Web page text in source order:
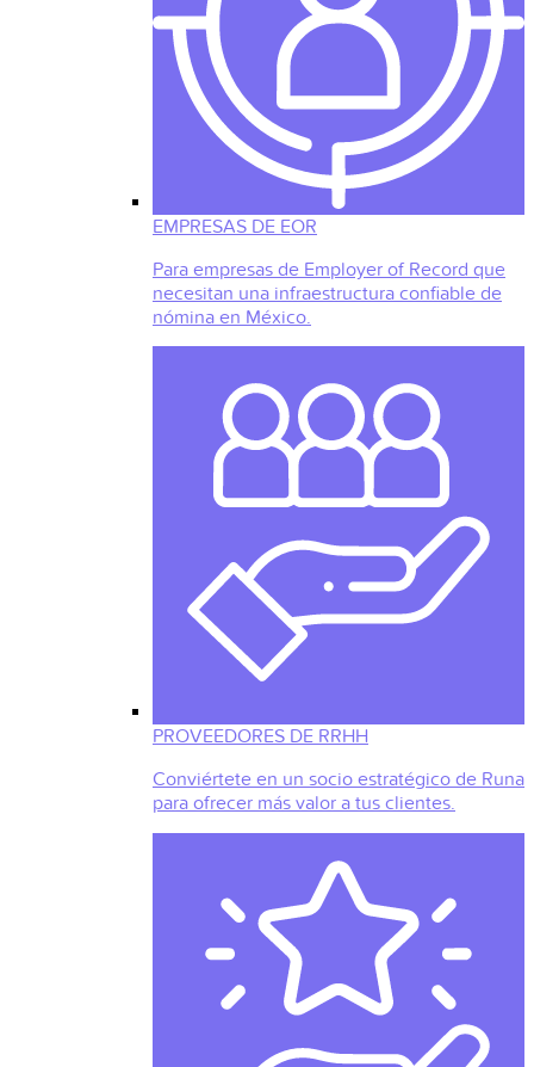
EMPRESAS DE EOR
Para empresas de Employer of Record que
necesitan una infraestructura confiable de
nómina en México.
PROVEEDORES DE RRHH
Conviértete en un socio estratégico de Runa
para ofrecer más valor a tus clientes.